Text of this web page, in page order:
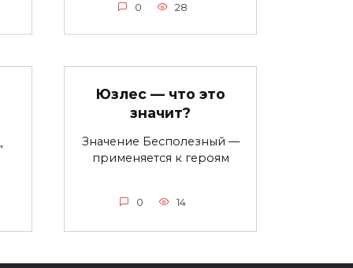
0 28
Юзлес — что это
значит?
Значение Бесполезный —
применяется к героям
0 14